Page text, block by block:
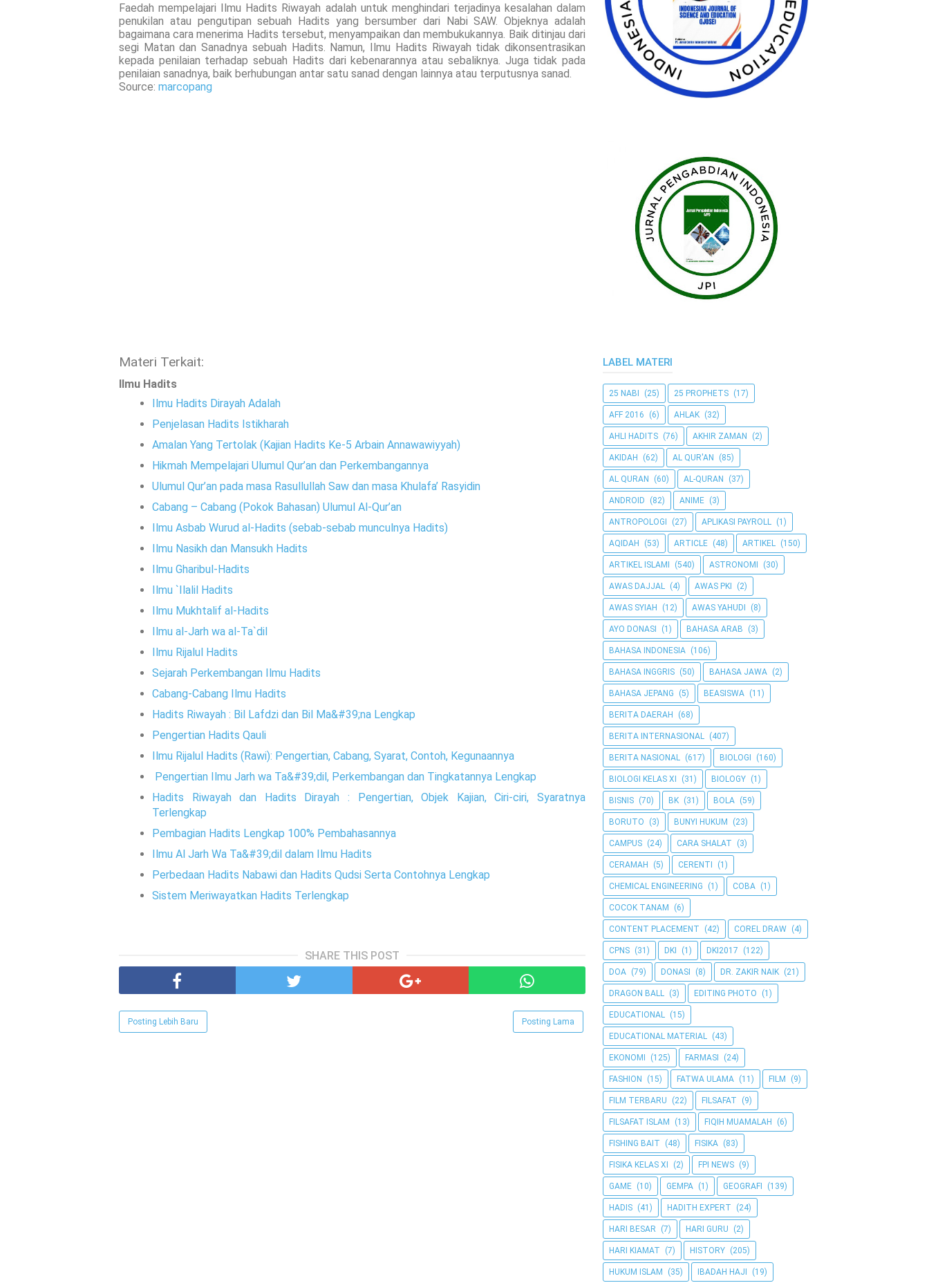
Faedah mempelajari Ilmu Hadits Riwayah adalah untuk menghindari terjadinya kesalahan dalam
penukilan atau pengutipan sebuah Hadits yang bersumber dari Nabi SAW. Objeknya adalah
bagaimana cara menerima Hadits tersebut, menyampaikan dan membukukannya. Baik ditinjau dari
segi Matan dan Sanadnya sebuah Hadits. Namun, Ilmu Hadits Riwayah tidak dikonsentrasikan
kepada penilaian terhadap sebuah Hadits dari kebenarannya atau sebaliknya. Juga tidak pada
penilaian sanadnya, baik berhubungan antar satu sanad dengan lainnya atau terputusnya sanad.
Source: marcopang
Materi Terkait:
Ilmu Hadits
Ilmu Hadits Dirayah Adalah
Penjelasan Hadits Istikharah
Amalan Yang Tertolak (Kajian Hadits Ke-5 Arbain Annawawiyyah)
Hikmah Mempelajari Ulumul Qur’an dan Perkembangannya
Ulumul Qur’an pada masa Rasullullah Saw dan masa Khulafa’ Rasyidin
Cabang – Cabang (Pokok Bahasan) Ulumul Al-Qur’an
Ilmu Asbab Wurud al-Hadits (sebab-sebab munculnya Hadits)
Ilmu Nasikh dan Mansukh Hadits
Ilmu Gharibul-Hadits
Ilmu `Ilalil Hadits
Ilmu Mukhtalif al-Hadits
Ilmu al-Jarh wa al-Ta`dil
Ilmu Rijalul Hadits
Sejarah Perkembangan Ilmu Hadits
Cabang-Cabang Ilmu Hadits
Hadits Riwayah : Bil Lafdzi dan Bil Ma&#39;na Lengkap
Pengertian Hadits Qauli
Ilmu Rijalul Hadits (Rawi): Pengertian, Cabang, Syarat, Contoh, Kegunaannya
Pengertian Ilmu Jarh wa Ta&#39;dil, Perkembangan dan Tingkatannya Lengkap
Hadits Riwayah dan Hadits Dirayah : Pengertian, Objek Kajian, Ciri-ciri, Syaratnya
Terlengkap
Pembagian Hadits Lengkap 100% Pembahasannya
Ilmu Al Jarh Wa Ta&#39;dil dalam Ilmu Hadits
Perbedaan Hadits Nabawi dan Hadits Qudsi Serta Contohnya Lengkap
Sistem Meriwayatkan Hadits Terlengkap
SHARE THIS POST
Posting Lebih Baru Posting Lama
LABEL MATERI
25 NABI (25) 25 PROPHETS (17)
AFF 2016 (6) AHLAK (32)
AHLI HADITS (76) AKHIR ZAMAN (2)
AKIDAH (62) AL QUR'AN (85)
AL QURAN (60) AL-QURAN (37)
ANDROID (82) ANIME (3)
ANTROPOLOGI (27) APLIKASI PAYROLL (1)
AQIDAH (53) ARTICLE (48) ARTIKEL (150)
ARTIKEL ISLAMI (540) ASTRONOMI (30)
AWAS DAJJAL (4) AWAS PKI (2)
AWAS SYIAH (12) AWAS YAHUDI (8)
AYO DONASI (1) BAHASA ARAB (3)
BAHASA INDONESIA (106)
BAHASA INGGRIS (50) BAHASA JAWA (2)
BAHASA JEPANG (5) BEASISWA (11)
BERITA DAERAH (68)
BERITA INTERNASIONAL (407)
BERITA NASIONAL (617) BIOLOGI (160)
BIOLOGI KELAS XI (31) BIOLOGY (1)
BISNIS (70) BK (31) BOLA (59)
BORUTO (3) BUNYI HUKUM (23)
CAMPUS (24) CARA SHALAT (3)
CERAMAH (5) CERENTI (1)
CHEMICAL ENGINEERING (1) COBA (1)
COCOK TANAM (6)
CONTENT PLACEMENT (42) COREL DRAW (4)
CPNS (31) DKI (1) DKI2017 (122)
DOA (79) DONASI (8) DR. ZAKIR NAIK (21)
DRAGON BALL (3) EDITING PHOTO (1)
EDUCATIONAL (15)
EDUCATIONAL MATERIAL (43)
EKONOMI (125) FARMASI (24)
FASHION (15) FATWA ULAMA (11) FILM (9)
FILM TERBARU (22) FILSAFAT (9)
FILSAFAT ISLAM (13) FIQIH MUAMALAH (6)
FISHING BAIT (48) FISIKA (83)
FISIKA KELAS XI (2) FPI NEWS (9)
GAME (10) GEMPA (1) GEOGRAFI (139)
HADIS (41) HADITH EXPERT (24)
HARI BESAR (7) HARI GURU (2)
HARI KIAMAT (7) HISTORY (205)
HUKUM ISLAM (35) IBADAH HAJI (19)